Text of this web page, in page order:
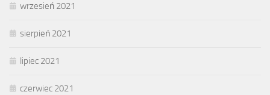
wrzesień 2021
sierpień 2021
lipiec 2021
czerwiec 2021